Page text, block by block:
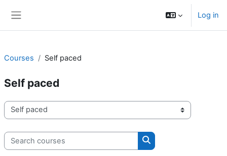
Log in
Courses Self paced
Self paced
Course categories
Search courses
Search courses